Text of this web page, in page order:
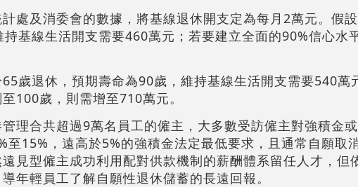
處及消委會的數據，將基線退休開支定為每月2萬元。假
基線生活開支需要460萬元；若要建立全面的90%信心水
歲退休，預期壽命為90歲，維持基線生活開支需要540萬
100歲，則需增至710萬元。
理合共超過9萬名員工的僱主，大多數受訪僱主對強積金
至15%，遠高於5%的強積金法定最低要求，且通常自願取
見型僱主成功利用配對供款機制的薪酬體系留任人才，但
年輕員工了解自願性退休儲蓄的長遠回報。